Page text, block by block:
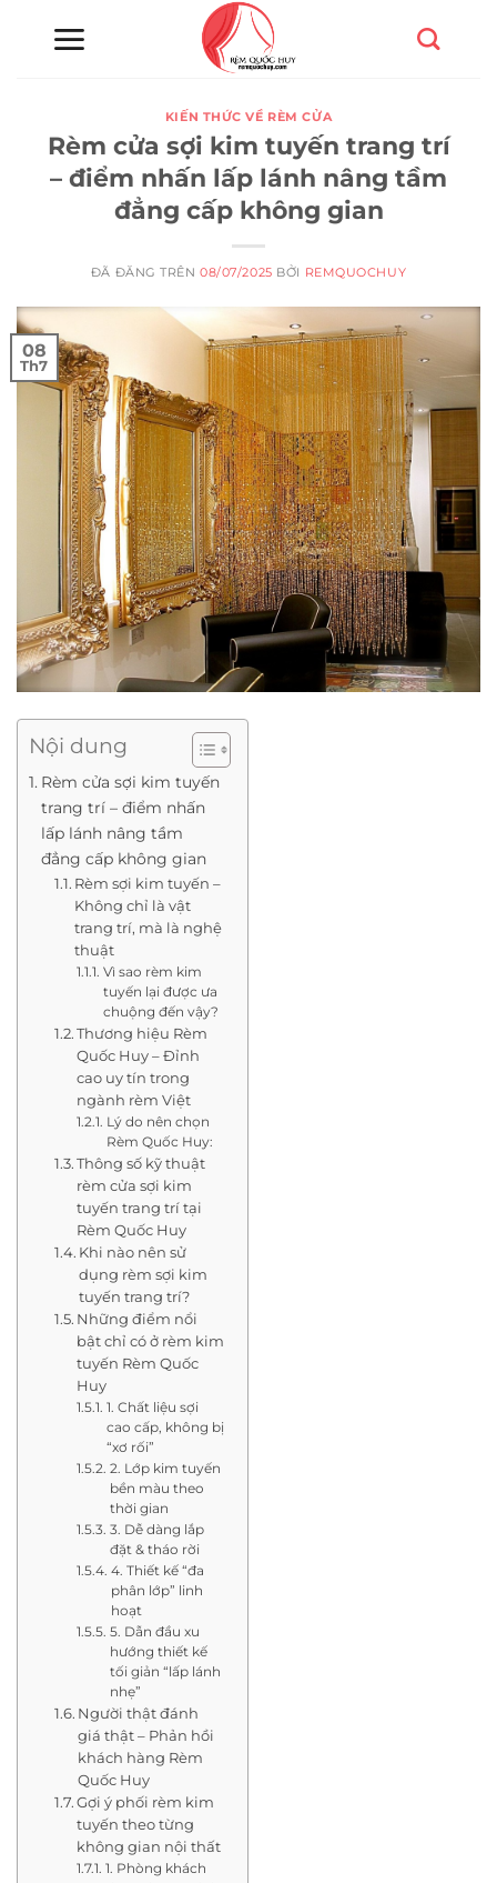
KIẾN THỨC VỀ RÈM CỬA
Rèm cửa sợi kim tuyến trang trí
– điểm nhấn lấp lánh nâng tầm
đẳng cấp không gian
ĐÃ ĐĂNG TRÊN08/07/2025 BỞI REMQUOCHUY
08
Th7
Nội dung
Rèm cửa sợi kim tuyến
trang trí – điểm nhấn
lấp lánh nâng tầm
đẳng cấp không gian
Rèm sợi kim tuyến –
Không chỉ là vật
trang trí, mà là nghệ
thuật
Vì sao rèm kim
tuyến lại được ưa
chuộng đến vậy?
Thương hiệu Rèm
Quốc Huy – Đỉnh
cao uy tín trong
ngành rèm Việt
Lý do nên chọn
Rèm Quốc Huy:
Thông số kỹ thuật
rèm cửa sợi kim
tuyến trang trí tại
Rèm Quốc Huy
Khi nào nên sử
dụng rèm sợi kim
tuyến trang trí?
Những điểm nổi
bật chỉ có ở rèm kim
tuyến Rèm Quốc
Huy
1. Chất liệu sợi
cao cấp, không bị
“xơ rối”
2. Lớp kim tuyến
bền màu theo
thời gian
3. Dễ dàng lắp
đặt & tháo rời
4. Thiết kế “đa
phân lớp” linh
hoạt
5. Dẫn đầu xu
hướng thiết kế
tối giản “lấp lánh
nhẹ”
Người thật đánh
giá thật – Phản hồi
khách hàng Rèm
Quốc Huy
Gợi ý phối rèm kim
tuyến theo từng
không gian nội thất
1. Phòng khách